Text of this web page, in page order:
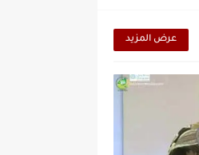
عرض المزيد